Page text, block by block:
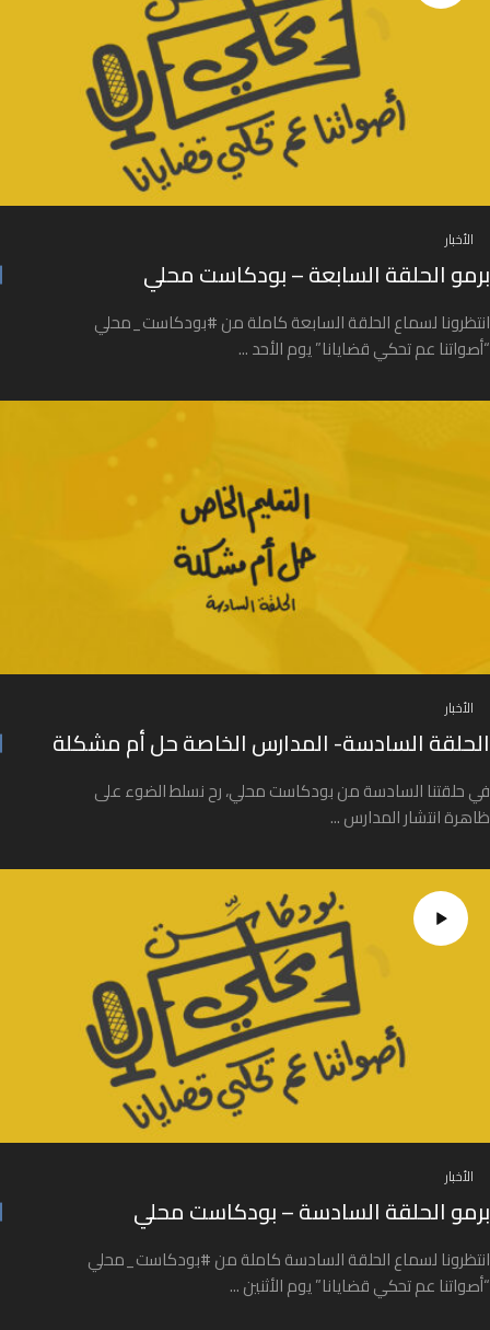
الأخبار
برمو الحلقة السابعة – بودكاست محلي
انتظرونا لسماع الحلقة السابعة كاملة من #بودكاست_محلي
“أصواتنا عم تحكي قضايانا” يوم الأحد ...
الأخبار
الحلقة السادسة- المدارس الخاصة حل أم مشكلة
في حلقتنا السادسة من بودكاست محلي، رح نسلط الضوء على
ظاهرة انتشار المدارس ...
الأخبار
برمو الحلقة السادسة – بودكاست محلي
انتظرونا لسماع الحلقة السادسة كاملة من #بودكاست_محلي
“أصواتنا عم تحكي قضايانا” يوم الأثنين ...